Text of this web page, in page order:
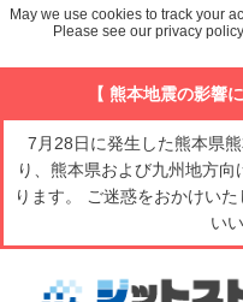
【 熊本地震の影響
7月28日に発生した熊本県
り、熊本県および九州地方
ります。 ご迷惑をおかけい
い
May we use cookies to track your
Please see our privacy